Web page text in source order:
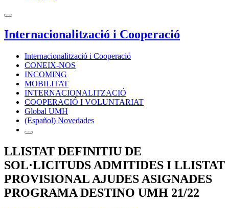
Internacionalització i Cooperació
Internacionalització i Cooperació
CONEIX-NOS
INCOMING
MOBILITAT
INTERNACIONALITZACIÓ
COOPERACIÓ I VOLUNTARIAT
Global UMH
(Español) Novedades
LLISTAT DEFINITIU DE
SOL·LICITUDS ADMITIDES I LLISTAT
PROVISIONAL AJUDES ASIGNADES
PROGRAMA DESTINO UMH 21/22